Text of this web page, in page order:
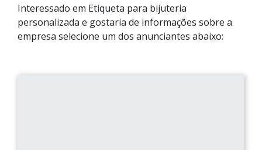
Interessado em Etiqueta para bijuteria
personalizada e gostaria de informações sobre a
empresa selecione um dos anunciantes abaixo: